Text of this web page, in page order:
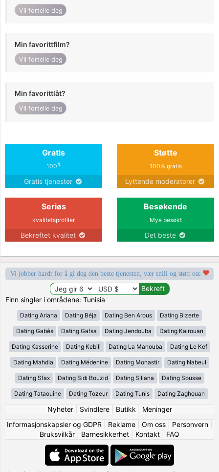
Vil fortelle deg
Min favorittfilm?
Vil fortelle deg
Min favorittlåt?
Vil fortelle deg
Gratis
100%
Gratis tjenester
Støtte
100% gratis
Lyttende moderatorer
Seriøs
kvalitetsprofiler
Bekreftet kvalitet
Besøkende
Mye besøkt
Det beste
Vi jobber hardt for å gi deg den beste tjenesten, vær snill og støtt oss
Finn singler i områdene: Tunisia
Dating Ariana Dating Béja Dating Ben Arous Dating Bizerte
Dating Gabès Dating Gafsa Dating Jendouba Dating Kairouan
Dating Kasserine Dating Kebili Dating La Manouba Dating Le Kef
Dating Mahdia Dating Médenine Dating Monastir Dating Nabeul
Dating Sfax Dating Sidi Bouzid Dating Siliana Dating Sousse
Dating Tataouine Dating Tozeur Dating Tunis Dating Zaghouan
Nyheter| Svindlere| Butikk
Meninger
Informasjonskapsler og GDPR
Reklame| Om oss| Personvern|
Bruksvilkår
Barnesikkerhet Kontakt FAQ